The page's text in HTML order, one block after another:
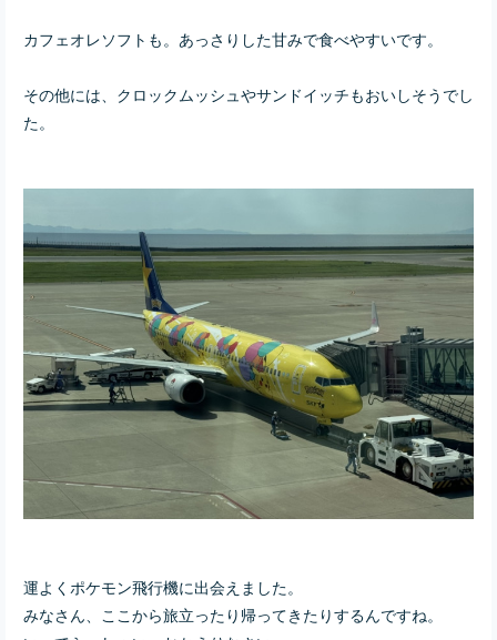
カフェオレソフトも。あっさりした甘みで食べやすいです。
その他には、クロックムッシュやサンドイッチもおいしそうでし
た。
運よくポケモン飛行機に出会えました。
みなさん、ここから旅立ったり帰ってきたりするんですね。